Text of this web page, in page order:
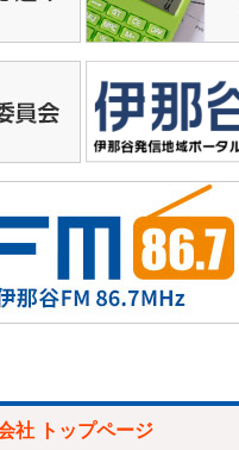
ブ
社 トップページ